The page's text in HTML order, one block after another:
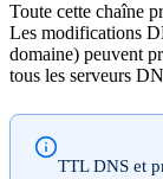
Toute cette chaîne
Les modifications
domaine) peuvent
tous les serveurs
TTL DNS et